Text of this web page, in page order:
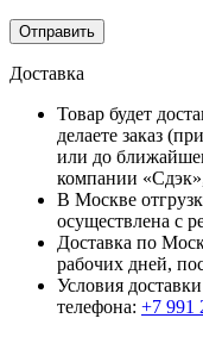
Отправить
Доставка
Товар будет
делаете заказ
или до
компании
В Москве
осуществлена с
Доставка по
рабочих дней,
Условия
телефона: +7 991